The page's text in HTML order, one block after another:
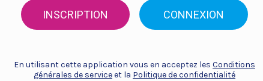
INSCRIPTION CONNEXION
En utilisant cette application vous en acceptez les Conditions
générales de serviceet la Politique de confidentialité